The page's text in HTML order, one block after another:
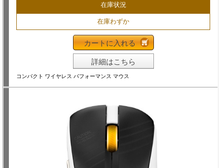
在庫状況
在庫わずか
カートに入れる
詳細はこちら
コンパクト ワイヤレス パフォーマンス マウス